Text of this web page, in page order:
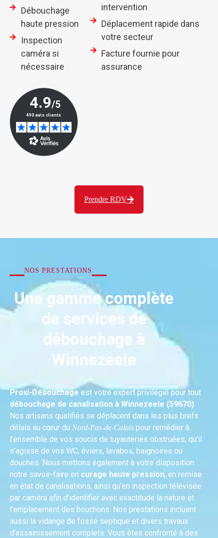
Débouchage
haute pression
Inspection
caméra si
nécessaire
intervention
Déplacement rapide dans
votre secteur
Facture fournie pour
assurance
Prendre RDV
NOS PRESTATIONS
Une gamme complète
de services de
débouchage à
Winnezeele
Proxi-Débouchage est votre expert privilégié pour tout
débouchage de canalisation à Winnezeele (59670).
Nos artisans qualifiés se déplacent dans les plus brefs
délais au cœur du Nord-Pas-de-Calais pour remédier à
l’ensemble de vos soucis de tuyauteries obstruées, qu’il
s’agisse de vos WC, éviers, lavabos, baignoires ou
douches. Nous mettons également à votre disposition
notre savoir-faire en curage haute pression, en remise
en état de canalisations, ainsi qu’en inspection télévisée
par caméra afin d’identifier avec exactitude la nature et
l’emplacement des bouchons. Nos prestations incluent
aussi la vidange de fosse septique et divers travaux
d’assainissement complets. Vous êtes confronté à des